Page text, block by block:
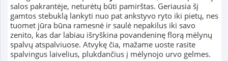
salos pakrantėje, neturėtų būti pamirštas. Geriausia šį
gamtos stebuklą lankyti nuo pat ankstyvo ryto iki pietų, nes
tuomet jūra būna ramesnė ir saulė nepakilus iki savo
zenito, kas dar labiau išryškina povandeninę florą mėlynų
spalvų atspalviuose. Atvykę čia, mažame uoste rasite
spalvingus laivelius, plukdančius į mėlynojo urvo gelmes.